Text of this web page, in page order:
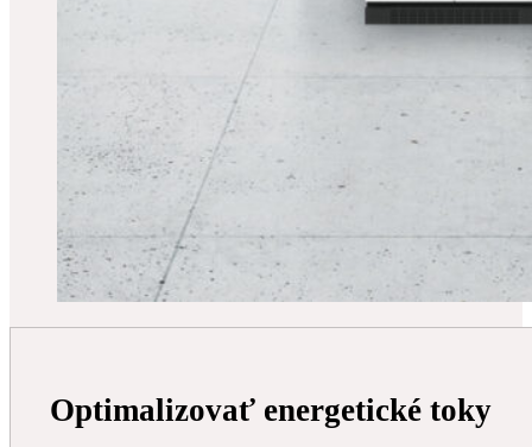
Optimalizovať energetické toky